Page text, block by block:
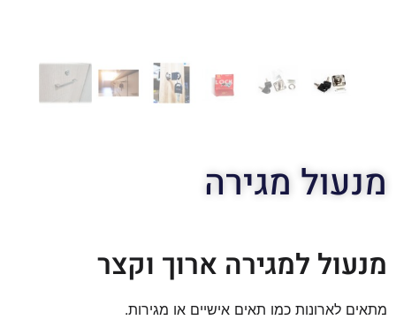
מנעול מגירה
מנעול למגירה ארוך וקצר
מתאים לארונות כמו תאים אישיים או מגירות.